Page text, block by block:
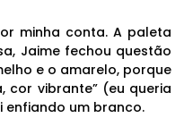
minha conta. A paleta
Jaime fechou questão
e o amarelo, porque
cor vibrante” (eu queria
enfiando um branco.